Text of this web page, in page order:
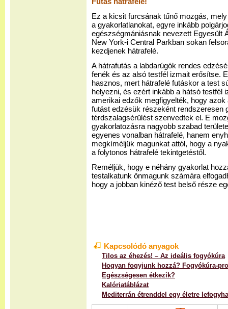
Ez a kicsit furcsának tűnő mozgás,
a gyakorlatlanokat, egyre inkább
egészségmániásnak nevezett Egyesült
New York-i Central Parkban sokan
kezdjenek hátrafelé.
A hátrafutás a labdarúgók rendes
fenék és az alsó testfél izmait erősítse.
hasznos, mert hátrafelé futáskor a test
helyezni, és ezért inkább a hátsó testfél
amerikai edzők megfigyelték, hogy
futást edzésük részeként rendszeresen
térdszalagsérülést szenvedtek el. E
gyakorlatozásra nagyobb szabad
egyenes vonalban hátrafelé, hanem
megkíméljük magunkat attól, hogy a
a folytonos hátrafelé tekintgetéstől.
Reméljük, hogy e néhány gyakorlat
testalkatunk önmagunk számára
hogy a jobban kinéző test belső része
Kapcsolódó anyagok
Tilos az éhezés! – Az ideális fogyókúra
Hogyan fogyjunk hozzá? Fogyókúra-
Egészségesen étkezik?
Kalóriatáblázat
Mediterrán étrenddel egy életre